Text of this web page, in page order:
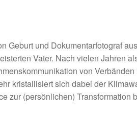
Geburt und Dokumentarfotograf
Vater. Nach vielen Jahren
von
kristallisiert sich dabei der
zur (persönlichen) Transformation